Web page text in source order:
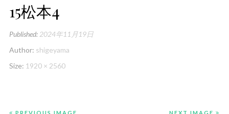
15松本4
Published: 2024年11月19日
Author: shigeyama
Size: 1920 × 2560